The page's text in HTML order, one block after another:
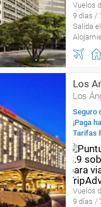
Vuelos
9 días /
Salida
Los
Los
Seguro
¡Paga
Tarifas
Vuelos
9 días /